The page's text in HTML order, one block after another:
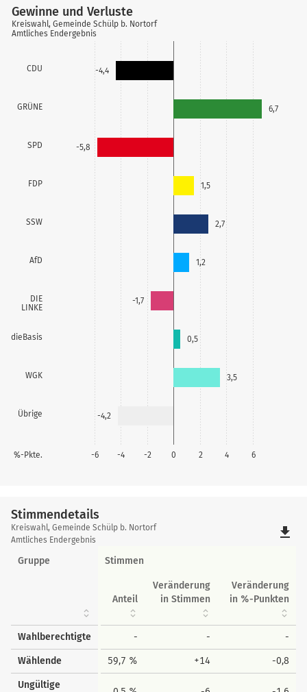
CDU
GRÜNE
SPD
FDP
SSW
AfD
DIE
LINKE
dieBasis
WGK
Übrige
-6 -4 -2 0 2 4 6
%-Pkte.
-4,4
6,7
-5,8
1,5
2,7
1,2
-1,7
0,5
3,5
-4,2
Gewinne und Verluste
Kreiswahl, Gemeinde Schülp b. Nortorf
Amtliches Endergebnis
Stimmendetails
Stimmendetails
Kreiswahl, Gemeinde Schülp b. Nortorf
Amtliches Endergebnis
file_download
Gruppe Stimmen
Anteil
Veränderung
in Stimmen
Veränderung
in %-Punkten
Wahlberechtigte - - -
Wählende 59,7 % +14 -0,8
Ungültige